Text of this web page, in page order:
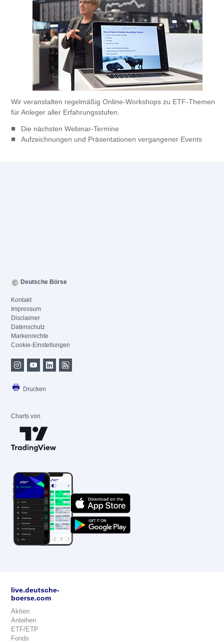
Wir veranstalten regelmäßig Online-Workshops zu ETF-Themen
für Anleger aller Erfahrungsstufen.
Die nächsten Webinar-Termine
Aufzeichnungen und Präsentationen vergangener Events
Deutsche Börse
Kontakt
Impressum
Disclaimer
Datenschutz
Markenrechte
Cookie-Einstellungen
Drucken
Charts von
live.deutsche-
boerse.com
Aktien
Anleihen
ETF/ETP
Fonds